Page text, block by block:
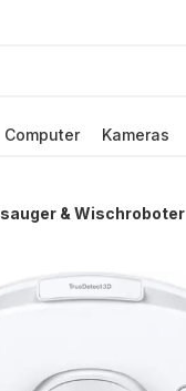
Computer Kameras
& Wischroboter